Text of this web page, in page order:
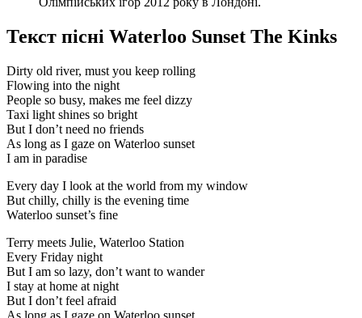
Текст пісні Waterloo Sunset The Kinks
Dirty old river, must you keep rolling
Flowing into the night
People so busy, makes me feel dizzy
Taxi light shines so bright
But I don’t need no friends
As long as I gaze on Waterloo sunset
I am in paradise
Every day I look at the world from my window
But chilly, chilly is the evening time
Waterloo sunset’s fine
Terry meets Julie, Waterloo Station
Every Friday night
But I am so lazy, don’t want to wander
I stay at home at night
But I don’t feel afraid
As long as I gaze on Waterloo sunset